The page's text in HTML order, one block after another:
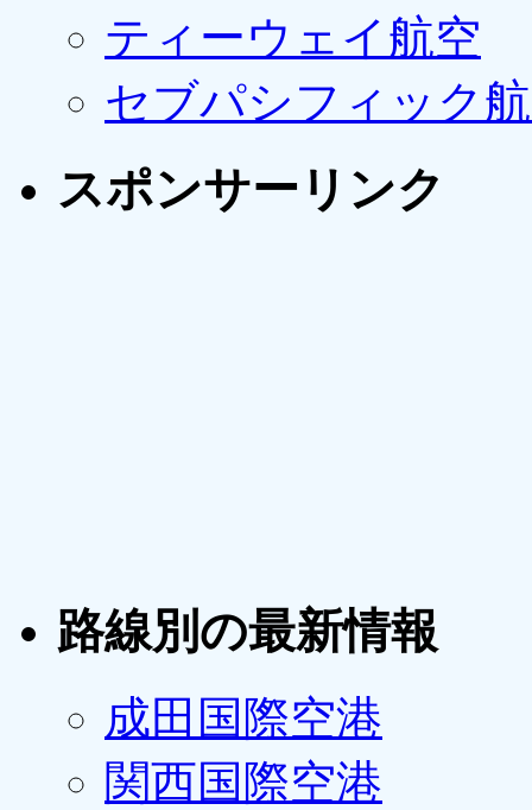
ティーウェイ航空
セブパシフィック
スポンサーリンク
路線別の最新情報
成田国際空港
関西国際空港